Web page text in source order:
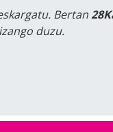
Bertan
duzu.